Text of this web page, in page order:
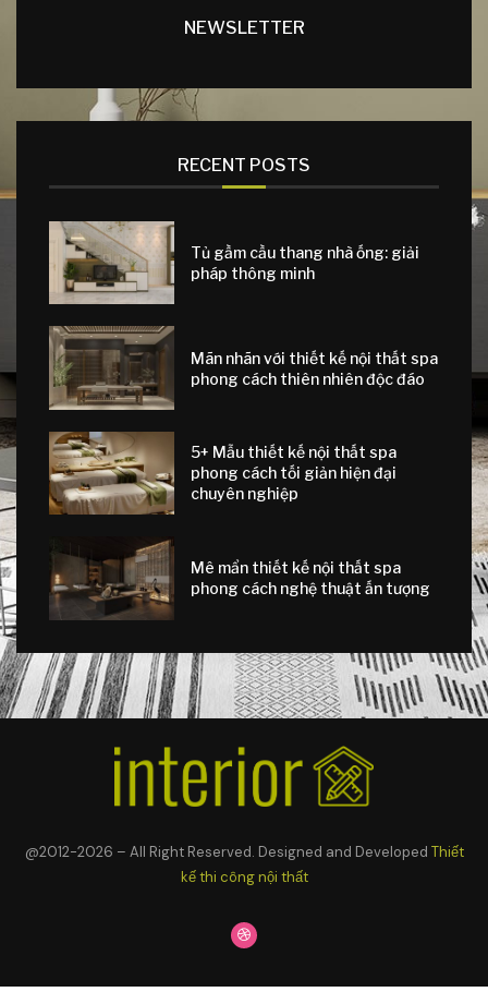
NEWSLETTER
RECENT POSTS
Tủ gầm cầu thang nhà ống: giải
pháp thông minh
Mãn nhãn với thiết kế nội thất spa
phong cách thiên nhiên độc đáo
5+ Mẫu thiết kế nội thất spa
phong cách tối giản hiện đại
chuyên nghiệp
Mê mẩn thiết kế nội thất spa
phong cách nghệ thuật ấn tượng
@2012-2026 – All Right Reserved. Designed and Developed Thiết
kế thi công nội thất